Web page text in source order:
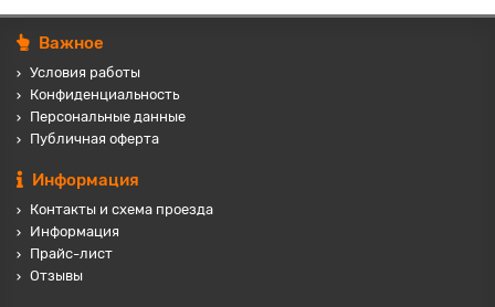
Важное
Условия работы
Конфиденциальность
Персональные данные
Публичная оферта
Информация
Контакты и схема проезда
Информация
Прайс-лист
Отзывы